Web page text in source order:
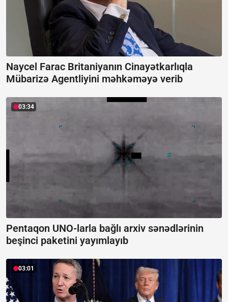
Naycel Farac Britaniyanın Cinayətkarlıqla
Mübarizə Agentliyini məhkəməyə verib
03:34
Pentaqon UNO-larla bağlı arxiv sənədlərinin
beşinci paketini yayımlayıb
03:01